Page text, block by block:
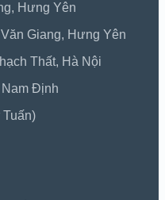
Hưng Yên
Giang, Hưng Yên
Thất, Hà Nội
Định
Tuấn)